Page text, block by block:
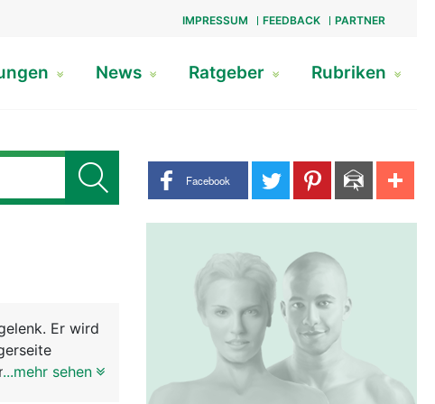
IMPRESSUM FEEDBACK PARTNER
News Ratgeber Rubriken
Share buttons
Facebook
Er wird
des
...mehr sehen